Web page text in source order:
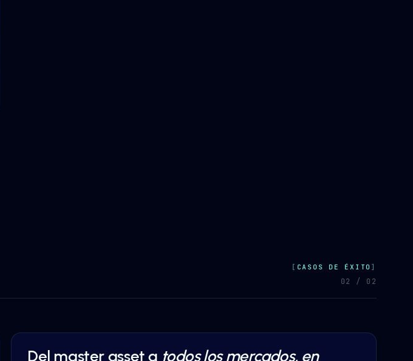
CASOS DE ÉXITO
02 / 0 2
AI AUTOMATION · CPG & CONSUMO
Del master asset a todos los mercados, en